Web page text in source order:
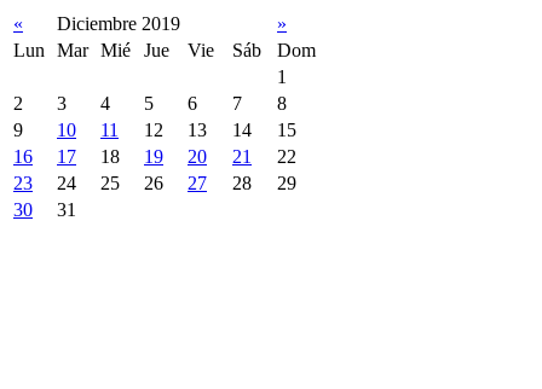
« Diciembre 2019
»
Lun
Mar Mié Jue Vie Sáb
Dom
1
2
3 4 5 6 7
8
9
10 11 12 13 14
15
16
17 18 19 20 21
22
23
24 25 26 27 28
29
30
31